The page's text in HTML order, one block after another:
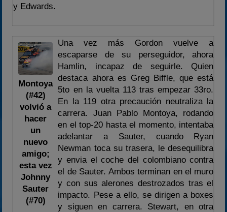
y Edwards.
Montoya
(#42)
volvió a
hacer
un
nuevo
amigo;
esta vez
Johnny
Sauter
(#70)
Una vez más Gordon vuelve a
escaparse de su perseguidor, ahora
Hamlin, incapaz de seguirle. Quien
destaca ahora es Greg Biffle, que está
5to en la vuelta 113 tras empezar 33ro.
En la 119 otra precaución neutraliza la
carrera. Juan Pablo Montoya, rodando
en el top-20 hasta el momento, intentaba
adelantar a Sauter, cuando Ryan
Newman toca su trasera, le desequilibra
y envia el coche del colombiano contra
el de Sauter. Ambos terminan en el muro
y con sus alerones destrozados tras el
impacto. Pese a ello, se dirigen a boxes
y siguen en carrera. Stewart, en otra